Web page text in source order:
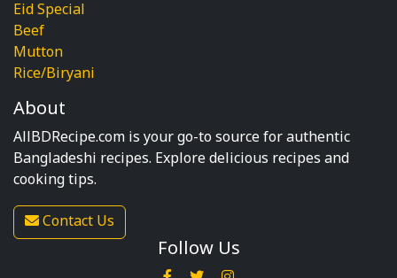
Eid Special
Beef
Mutton
Rice/Biryani
About
AllBDRecipe.com is your go-to source for authentic
Bangladeshi recipes. Explore delicious recipes and
cooking tips.
Contact Us
Follow Us